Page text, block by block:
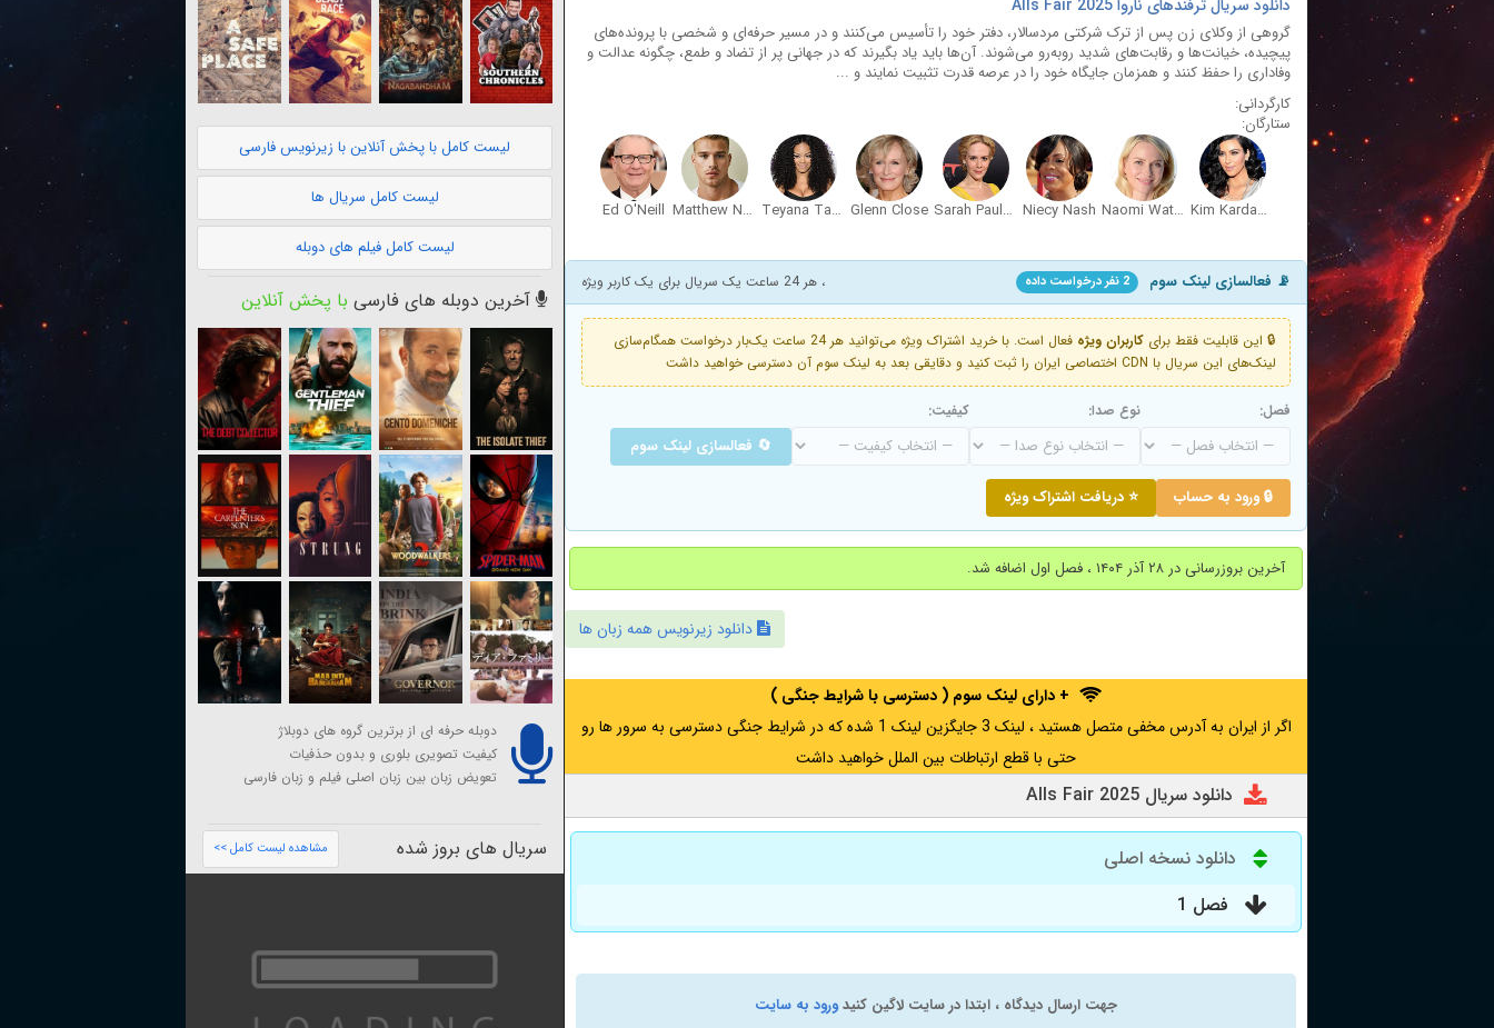
دانلود سریال ترفندهای ناروا Alls Fair 2025
گروهی از وکلای زن پس از ترک شرکتی مردسالار، دفتر خود را تأسیس می‌کنند و در مسیر حرفه‌ای و شخصی با پرونده‌های
پیچیده، خیانت‌ها و رقابت‌های شدید روبه‌رو می‌شوند. آن‌ها باید یاد بگیرند که در جهانی پر از تضاد و طمع، چگونه عدالت و
وفاداری را حفظ کنند و همزمان جایگاه خود را در عرصه قدرت تثبیت نمایند و ...
کارگردانی:
ستارگان:
Kim Kardashian West
Naomi Watts
Niecy Nash
Sarah Paulson
Glenn Close
Teyana Taylor
Matthew Noszka
Ed O'Neill
📡 فعالسازی لینک سوم 2 نفر درخواست داده ، هر 24 ساعت یک سریال برای یک کاربر ویژه
🔒 این قابلیت فقط برای کاربران ویژه
فعال است. با خرید اشتراک ویژه می‌توانید هر 24 ساعت یک‌بار درخواست همگام‌سازی
لینک‌های این سریال با CDN اختصاصی ایران را ثبت کنید و دقایقی بعد به لینک سوم آن دسترسی خواهید داشت
فصل: نوع صدا: کیفیت:
🔄 فعالسازی لینک سوم
🔒 ورود به حساب ⭐ دریافت اشتراک ویژه
آخرین بروزرسانی در ۲۸ آذر ۱۴۰۴ ، فصل اول اضافه شد.
دانلود زیرنویس همه زبان ها
+ دارای لینک سوم ( دسترسی با شرایط جنگی )
اگر از ایران به آدرس مخفی متصل هستید ، لینک 3 جایگزین لینک 1 شده که در شرایط جنگی دسترسی به سرور ها رو
حتی با قطع ارتباطات بین الملل خواهید داشت
دانلود سریال Alls Fair 2025
دانلود نسخه اصلی
فصل 1
جهت ارسال دیدگاه ، ابتدا در سایت لاگین کنیدورود به سایت
لیست کامل با پخش آنلاین با زیرنویس فارسی
لیست کامل سریال ها
لیست کامل فیلم های دوبله
آخرین دوبله های فارسی با پخش آنلاین
دوبله حرفه ای از برترین گروه های دوبلاژ
کیفیت تصویری بلوری و بدون حذفیات
تعویض زبان بین زبان اصلی فیلم و زبان فارسی
سریال های بروز شده مشاهده لیست کامل >>